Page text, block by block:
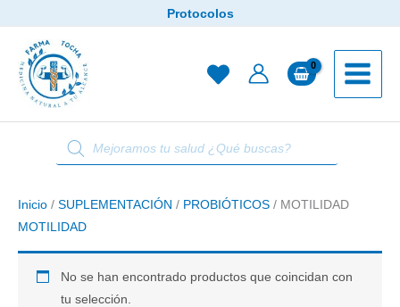
contenido
Protocolos
de
productos
Inicio / SUPLEMENTACIÓN / PROBIÓTICOS / MOTILIDAD
MOTILIDAD
No se han encontrado productos que coincidan con
tu selección.